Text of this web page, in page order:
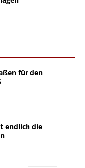
für den
endlich die